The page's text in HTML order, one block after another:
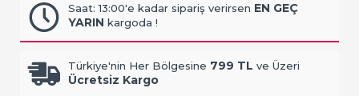
Saat: 13:00'e kadar sipariş verirsen EN GEÇ
YARIN kargoda !
Türkiye'nin Her Bölgesine 799 TL ve Üzeri
Ücretsiz Kargo